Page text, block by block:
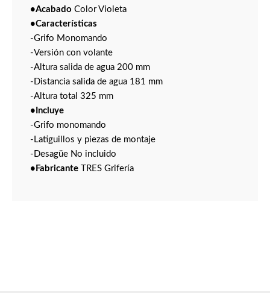
•Acabado Color Violeta
•Características
-Grifo Monomando
-Versión con volante
-Altura salida de agua 200 mm
-Distancia salida de agua 181 mm
-Altura total 325 mm
•Incluye
-Grifo monomando
-Latiguillos y piezas de montaje
-Desagüe No incluido
•Fabricante TRES Grifería